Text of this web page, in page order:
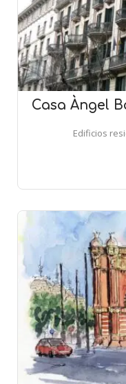
Casa Àngel
Edificios